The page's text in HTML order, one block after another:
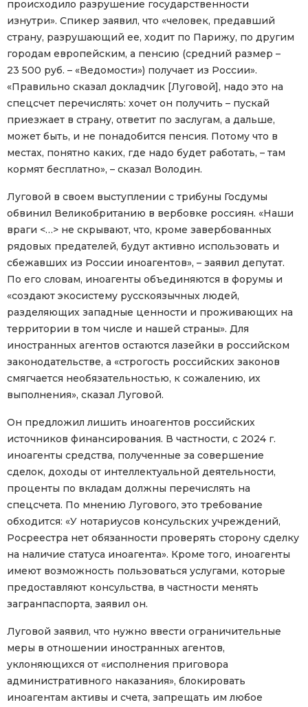
происходило разрушение государственности
изнутри». Спикер заявил, что «человек, предавший
страну, разрушающий ее, ходит по Парижу, по другим
городам европейским, а пенсию (средний размер –
23 500 руб. – «Ведомости») получает из России».
«Правильно сказал докладчик [Луговой], надо это на
спецсчет перечислять: хочет он получить – пускай
приезжает в страну, ответит по заслугам, а дальше,
может быть, и не понадобится пенсия. Потому что в
местах, понятно каких, где надо будет работать, – там
кормят бесплатно», – сказал Володин.
Луговой в своем выступлении с трибуны Госдумы
обвинил Великобританию в вербовке россиян. «Наши
враги <…> не скрывают, что, кроме завербованных
рядовых предателей, будут активно использовать и
сбежавших из России иноагентов», – заявил депутат.
По его словам, иноагенты объединяются в форумы и
«создают экосистему русскоязычных людей,
разделяющих западные ценности и проживающих на
территории в том числе и нашей страны». Для
иностранных агентов остаются лазейки в российском
законодательстве, а «строгость российских законов
смягчается необязательностью, к сожалению, их
выполнения», сказал Луговой.
Он предложил лишить иноагентов российских
источников финансирования. В частности, с 2024 г.
иноагенты средства, полученные за совершение
сделок, доходы от интеллектуальной деятельности,
проценты по вкладам должны перечислять на
спецсчета. По мнению Лугового, это требование
обходится: «У нотариусов консульских учреждений,
Росреестра нет обязанности проверять сторону сделку
на наличие статуса иноагента». Кроме того, иноагенты
имеют возможность пользоваться услугами, которые
предоставляют консульства, в частности менять
загранпаспорта, заявил он.
Луговой заявил, что нужно ввести ограничительные
меры в отношении иностранных агентов,
уклоняющихся от «исполнения приговора
административного наказания», блокировать
иноагентам активы и счета, запрещать им любое